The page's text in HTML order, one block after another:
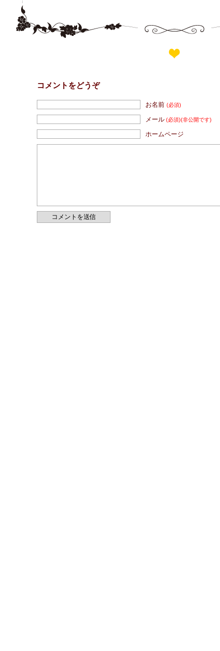
コメントをどうぞ
お名前(必須)
メール (必須)(非公開です)
ホームページ